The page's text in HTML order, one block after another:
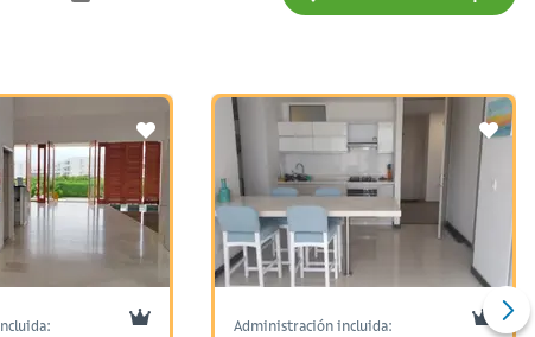
Administración incluida: